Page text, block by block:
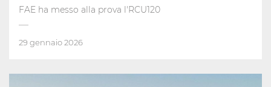
FAE ha messo alla prova l'RCU120
29 gennaio 2026